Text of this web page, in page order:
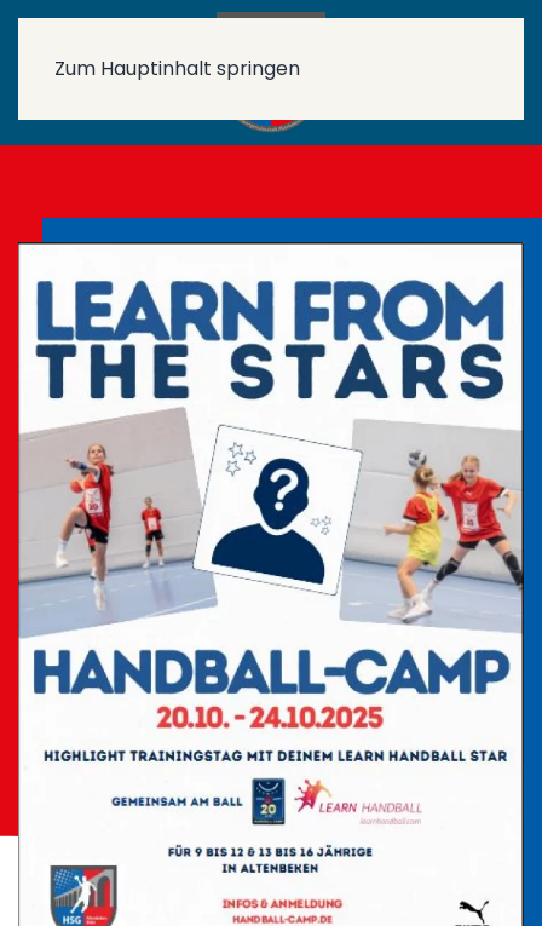
Zum Hauptinhalt springen